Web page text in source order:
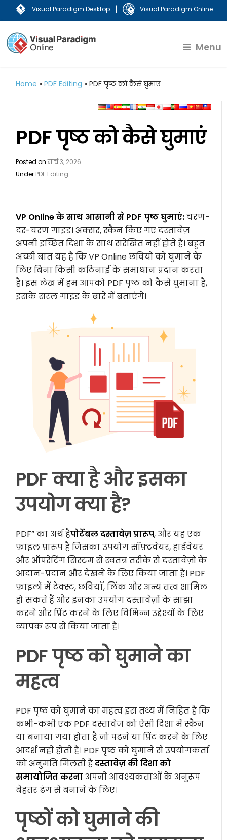
Visual Paradigm Desktop | Visual Paradigm Online
Menu
Home »PDF Editing »PDF पृष्ठ को कैसे घुमाएं
PDF पृष्ठ को कैसे घुमाएं
Posted onमार्च 3, 2026
Under PDF Editing
VP Online के साथ आसानी से PDF पृष्ठ घुमाएं:चरण-
दर-चरण गाइड। अक्सर, स्कैन किए गए दस्तावेज़
अपनी इच्छित दिशा के साथ संरेखित नहीं होते हैं। बहुत
अच्छी बात यह है कि VP Online छवियों को घुमाने के
लिए बिना किसी कठिनाई के समाधान प्रदान करता
है। इस लेख में हम आपको PDF पृष्ठ को कैसे घुमाना है,
इसके सरल गाइड के बारे में बताएंगे।
PDF क्या है और इसका
उपयोग क्या है?
PDF” का अर्थ हैपोर्टेबल दस्तावेज़ प्रारूप, और यह एक
फ़ाइल प्रारूप है जिसका उपयोग सॉफ़्टवेयर, हार्डवेयर
और ऑपरेटिंग सिस्टम से स्वतंत्र तरीके से दस्तावेज़ों के
आदान-प्रदान और देखने के लिए किया जाता है। PDF
फ़ाइलों में टेक्स्ट, छवियाँ, लिंक और अन्य तत्व शामिल
हो सकते हैं और इनका उपयोग दस्तावेज़ों के साझा
करने और प्रिंट करने के लिए विभिन्न उद्देश्यों के लिए
व्यापक रूप से किया जाता है।
PDF पृष्ठ को घुमाने का
महत्व
PDF पृष्ठ को घुमाने का महत्व इस तथ्य में निहित है कि
कभी-कभी एक PDF दस्तावेज़ को ऐसी दिशा में स्कैन
या बनाया गया होता है जो पढ़ने या प्रिंट करने के लिए
आदर्श नहीं होती है। PDF पृष्ठ को घुमाने से उपयोगकर्ता
को अनुमति मिलती हैदस्तावेज़ की दिशा को
समायोजित करनाअपनी आवश्यकताओं के अनुरूप
बेहतर ढंग से बनाने के लिए।
पृष्ठों को घुमाने की